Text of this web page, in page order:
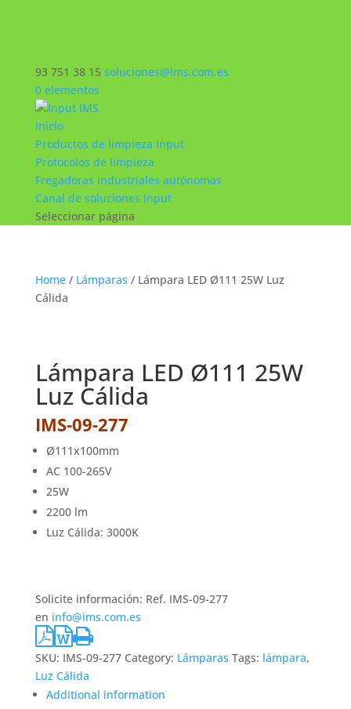
93 751 38 15 soluciones@ims.com.es
0 elementos
Inicio
Productos de limpieza Input
Protocolos de limpieza
Fregadoras industriales autónomas
Canal de soluciones Input
Seleccionar página
Home/ Lámparas / Lámpara LED Ø111 25W Luz
Cálida
Lámpara LED Ø111 25W
Luz Cálida
IMS-09-277
Ø111x100mm
AC 100-265V
25W
2200 lm
Luz Cálida: 3000K
Solicite información: Ref. IMS-09-277
en info@ims.com.es
SKU: IMS-09-277 Category: Lámparas Tags: lámpara,
Luz Cálida
Additional information